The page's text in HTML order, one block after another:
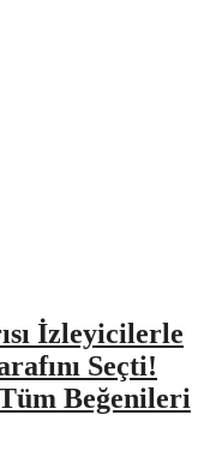
İzleyicilerle
Seçti!
Beğenileri